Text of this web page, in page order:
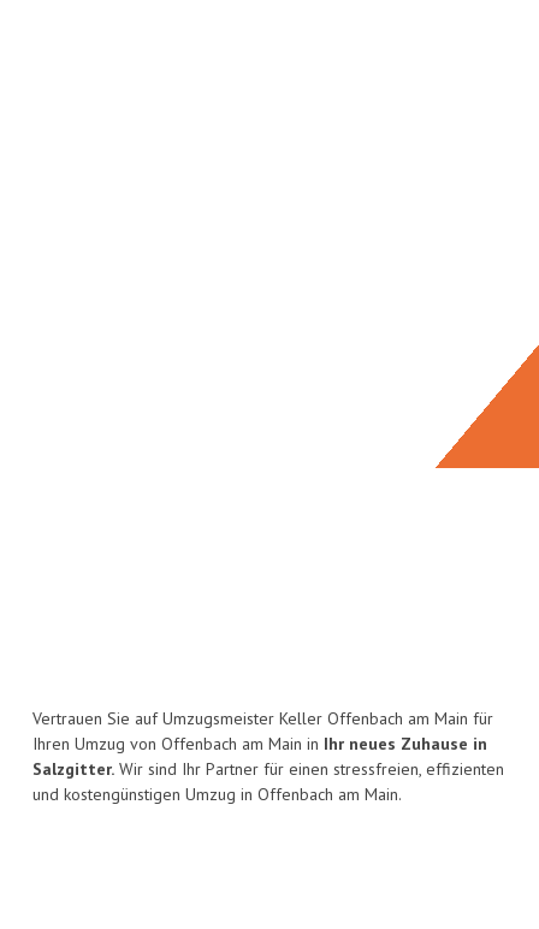
Vertrauen Sie auf Umzugsmeister Keller Offenbach am Main für
Ihren Umzug von Offenbach am Main in Ihr neues Zuhause in
Salzgitter. Wir sind Ihr Partner für einen stressfreien, effizienten
und kostengünstigen Umzug in Offenbach am Main.